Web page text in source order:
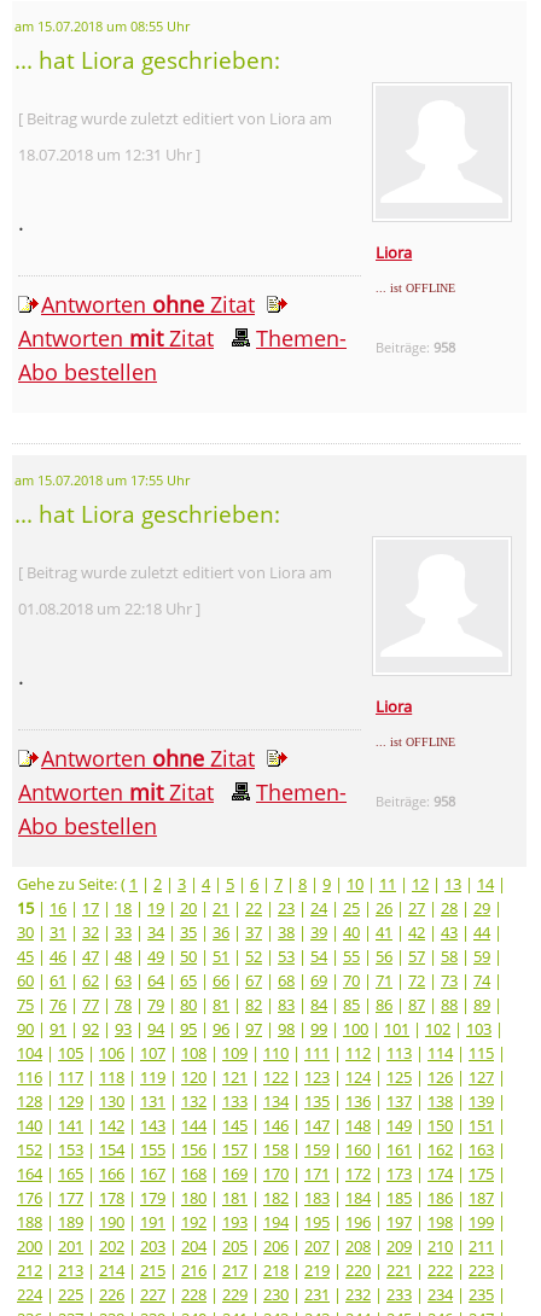
am 15.07.2018 um 08:55 Uhr
... hat Liora geschrieben:
Liora
... ist OFFLINE
Beiträge:958
[ Beitrag wurde zuletzt editiert von Liora am
18.07.2018 um 12:31 Uhr ]
.
Antworten ohne Zitat
Antworten mitZitat
Themen-
Abo bestellen
am 15.07.2018 um 17:55 Uhr
... hat Liora geschrieben:
Liora
... ist OFFLINE
Beiträge:958
[ Beitrag wurde zuletzt editiert von Liora am
01.08.2018 um 22:18 Uhr ]
.
Antworten ohne Zitat
Antworten mitZitat
Themen-
Abo bestellen
Gehe zu Seite: ( 1 | 2 | 3 | 4| 5 | 6 | 7 | 8 | 9 | 10 | 11 | 12 | 13 | 14|
15| 16 | 17 | 18 | 19 | 20 | 21 | 22 | 23 | 24| 25 | 26 | 27 | 28 | 29 |
30 | 31 | 32 | 33 | 34| 35 | 36 | 37 | 38 | 39 | 40 | 41 | 42 | 43 | 44|
45 | 46 | 47 | 48 | 49 | 50 | 51 | 52 | 53 | 54| 55 | 56 | 57 | 58 | 59 |
60 | 61 | 62 | 63 | 64| 65 | 66 | 67 | 68 | 69 | 70 | 71 | 72 | 73 | 74|
75 | 76 | 77 | 78 | 79 | 80 | 81 | 82 | 83 | 84| 85 | 86 | 87 | 88 | 89 |
90 | 91 | 92 | 93 | 94| 95 | 96 | 97 | 98 | 99 | 100 | 101 | 102 | 103 |
104| 105 | 106 | 107 | 108 | 109 | 110 | 111 | 112 | 113 | 114| 115 |
116 | 117 | 118 | 119 | 120 | 121 | 122 | 123 | 124| 125 | 126 | 127 |
128 | 129 | 130 | 131 | 132 | 133 | 134| 135 | 136 | 137 | 138 | 139 |
140 | 141 | 142 | 143 | 144| 145 | 146 | 147 | 148 | 149 | 150 | 151 |
152 | 153 | 154| 155 | 156 | 157 | 158 | 159 | 160 | 161 | 162 | 163 |
164| 165 | 166 | 167 | 168 | 169 | 170 | 171 | 172 | 173 | 174| 175 |
176 | 177 | 178 | 179 | 180 | 181 | 182 | 183 | 184| 185 | 186 | 187 |
188 | 189 | 190 | 191 | 192 | 193 | 194| 195 | 196 | 197 | 198 | 199 |
200 | 201 | 202 | 203 | 204| 205 | 206 | 207 | 208 | 209 | 210 | 211 |
212 | 213 | 214| 215 | 216 | 217 | 218 | 219 | 220 | 221 | 222 | 223 |
224| 225 | 226 | 227 | 228 | 229 | 230 | 231 | 232 | 233 | 234| 235 |